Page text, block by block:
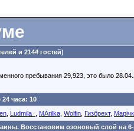
и 2144 гостей)
пребывания 29,923, это было
часа: 10
Ludmila_ MArilka Wolfin Гизбрехт,
Восстановим озоновый слой на 6-